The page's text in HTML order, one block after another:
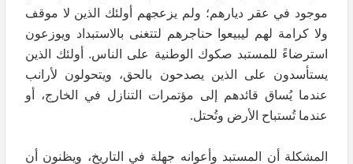
موجود في عقر ديارهم؛ ولم يزعجهم أولئك الذين لا موقف
ولا كرامة لهم ليبيعوا حناجرهم لتتغنى بالاستبداد ويوزعون
استرضاءً للمستبد صكوك الوطنية على الناس. أولئك الذين
يستأسدون على الذين يصدحون بالحق، ويتحولون لأرانب
عندما يُساق قائدهم إلى مؤتمرات التنازل في الخارج، أو
عندما تُستباح الأرض وتُحتل.
المشكلة أن المستبد وأعوانه جهلة في التاريخ، ويظنون أن